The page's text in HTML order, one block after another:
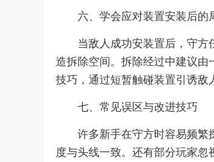
六、学会应对装置安装后的
当敌人成功安装置后，守方
造拆除空间。拆除经过中建议
技巧，通过短暂触碰装置引诱敌
七、常见误区与改进技巧
许多新手在守方时容易频繁
度与头线一致。还有部分玩家